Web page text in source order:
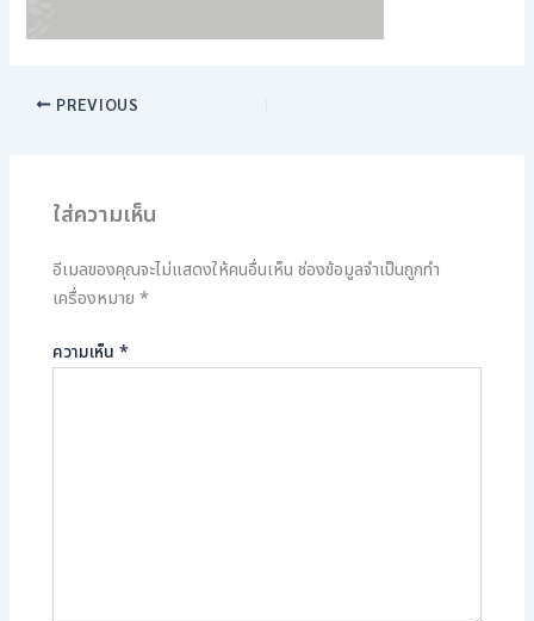
PREVIOUS
ใส่ความเห็น
อีเมลของคุณจะไม่แสดงให้คนอื่นเห็น ช่องข้อมูลจำเป็นถูกทำ
เครื่องหมาย*
ความเห็น*